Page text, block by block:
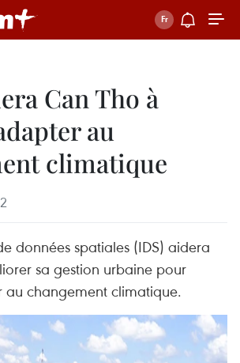
Can Tho à
au
climatique
données spatiales (IDS) aidera
sa gestion urbaine pour
au changement climatique.